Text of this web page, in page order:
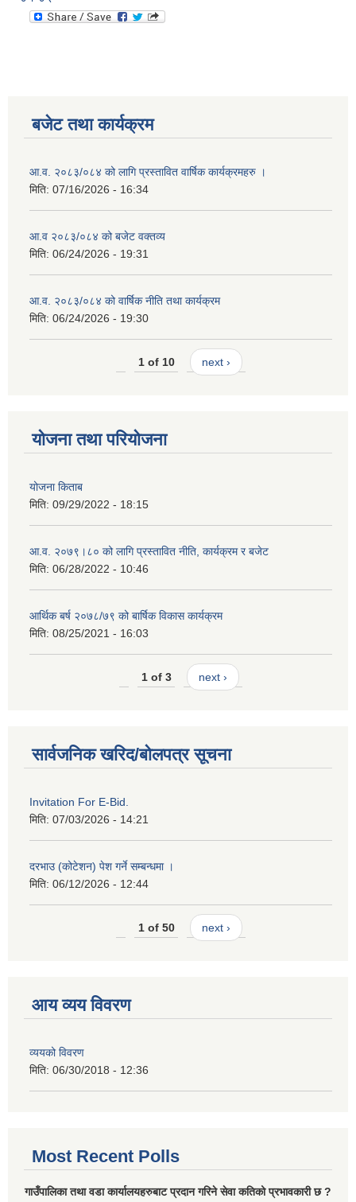
बजेट तथा कार्यक्रम
आ.व. २०८३/०८४ को लागि प्रस्तावित वार्षिक कार्यक्रमहरु ।
मिति: 07/16/2026 - 16:34
आ.व २०८३/०८४ को बजेट वक्तव्य
मिति: 06/24/2026 - 19:31
आ.व. २०८३/०८४ को वार्षिक नीति तथा कार्यक्रम
मिति: 06/24/2026 - 19:30
1 of 10 next ›
योजना तथा परियोजना
योजना किताब
मिति: 09/29/2022 - 18:15
आ.व. २०७९।८० को लागि प्रस्तावित नीति, कार्यक्रम र बजेट
मिति: 06/28/2022 - 10:46
आर्थिक बर्ष २०७८/७९ को बार्षिक विकास कार्यक्रम
मिति: 08/25/2021 - 16:03
1 of 3 next ›
सार्वजनिक खरिद/बोलपत्र सूचना
Invitation For E-Bid.
मिति: 07/03/2026 - 14:21
दरभाउ (कोटेशन) पेश गर्ने सम्बन्धमा ।
मिति: 06/12/2026 - 12:44
1 of 50 next ›
आय व्यय विवरण
व्ययको विवरण
मिति: 06/30/2018 - 12:36
Most Recent Polls
गाउँपालिका तथा वडा कार्यालयहरुबाट प्रदान गरिने सेवा कतिको प्रभावकारी छ ?